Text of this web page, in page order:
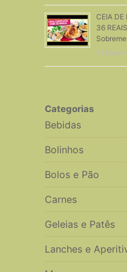
CEIA DE
36
21
Categorias
Bebidas
Bolinhos
Bolos e Pão
Carnes
Geleias e Patês
Lanches e